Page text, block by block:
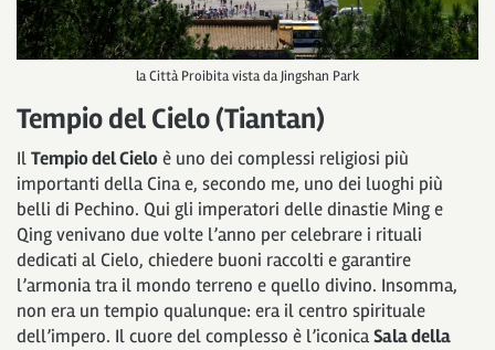
la Città Proibita vista da Jingshan Park
Tempio del Cielo (Tiantan)
IlTempio del Cielo è uno dei complessi religiosi più
importanti della Cina e, secondo me, uno dei luoghi più
belli di Pechino. Qui gli imperatori delle dinastie Ming e
Qing venivano due volte l’anno per celebrare i rituali
dedicati al Cielo, chiedere buoni raccolti e garantire
l’armonia tra il mondo terreno e quello divino. Insomma,
non era un tempio qualunque: era il centro spirituale
dell’impero. Il cuore del complesso è l’iconicaSala della